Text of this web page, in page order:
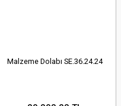
Malzeme Dolabı SE.36.24.24